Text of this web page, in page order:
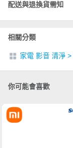
配送與退換貨需知
相關分類
家電 影音 清淨 >
你可能會喜歡